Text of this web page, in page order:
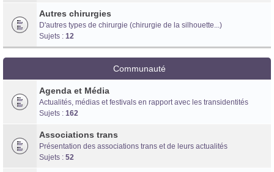
Autres chirurgies
D'autres types de chirurgie (chirurgie de la silhouette...)
Sujets : 12
Communauté
Agenda et Média
Actualités, médias et festivals en rapport avec les transidentités
Sujets : 162
Associations trans
Présentation des associations trans et de leurs actualités
Sujets : 52